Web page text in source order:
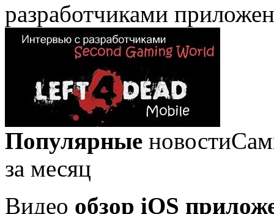
разработчиками
Популярные новости
за месяц
Видео обзор iOS